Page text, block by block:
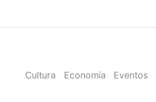
Cultura Economía Eventos